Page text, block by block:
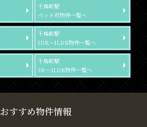
千鳥町駅
ペット可物件一覧へ
千鳥町駅
1DK～1LDK物件一覧へ
千鳥町駅
3K～3LDK物件一覧へ
おすすめ物件情報